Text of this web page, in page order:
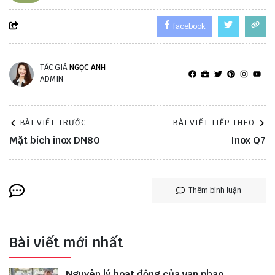
facebook
TÁC GIẢNGỌC ANH
ADMIN
BÀI VIẾT TRƯỚC
Mặt bích inox DN80
BÀI VIẾT TIẾP THEO
Inox Q7
Thêm bình luận
Bài viết mới nhất